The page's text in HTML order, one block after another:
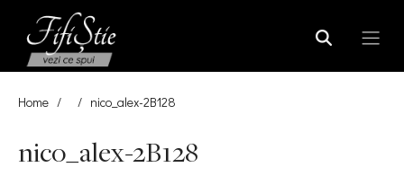
Home / / nico_alex-2B128
nico_alex-2B128